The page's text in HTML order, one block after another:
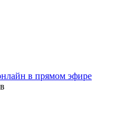
в прямом эфире